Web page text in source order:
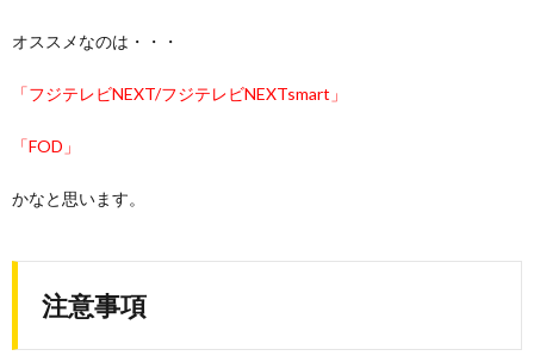
オススメなのは・・・
「フジテレビNEXT/フジテレビNEXTsmart」
「FOD」
かなと思います。
注意事項